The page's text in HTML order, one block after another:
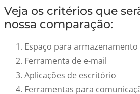
Veja os critérios que
nossa comparação:
Espaço para
Ferramenta de e-mail
Aplicações de escritório
Ferramentas para